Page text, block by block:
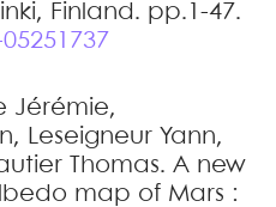
Finland. pp.1-47.
Jérémie,
, Leseigneur Yann,
Thomas. A new
map of Mars :